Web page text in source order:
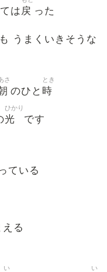
は戻 った
うまくいきそうな
さ
のひと 時
とき
光
ひかり
です
ている
える
い い